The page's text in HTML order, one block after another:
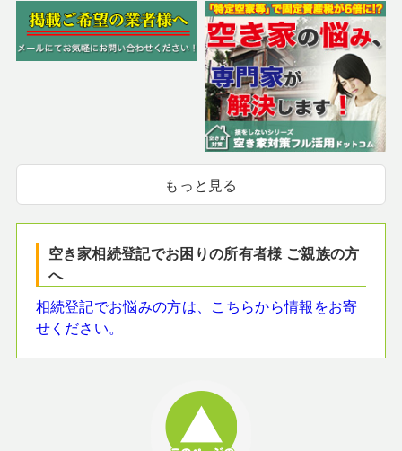
もっと見る
空き家相続登記でお困りの所有者様 ご親族の方
へ
相続登記でお悩みの方は、こちらから情報をお寄
せください。